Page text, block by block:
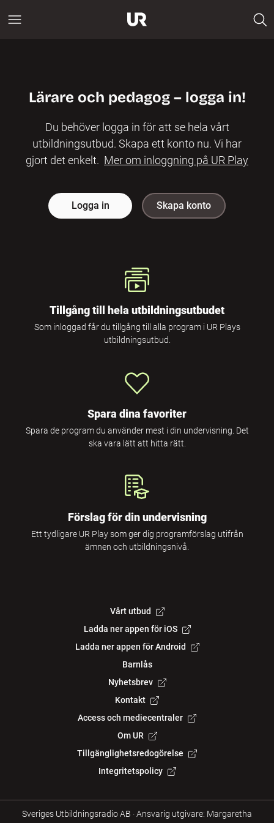
Lärare och pedagog – logga in!
Du behöver logga in för att se hela vårt
utbildningsutbud. Skapa ett konto nu. Vi har
gjort det enkelt. Mer om inloggning på UR Play
Logga in Skapa konto
Tillgång till hela utbildningsutbudet
Som inloggad får du tillgång till alla program i UR Plays
utbildningsutbud.
Spara dina favoriter
Spara de program du använder mest i din undervisning. Det
ska vara lätt att hitta rätt.
Förslag för din undervisning
Ett tydligare UR Play som ger dig programförslag utifrån
ämnen och utbildningsnivå.
Vårt utbud
Ladda ner appen för iOS
Ladda ner appen för Android
Barnlås
Nyhetsbrev
Kontakt
Access och mediecentraler
Om UR
Tillgänglighetsredogörelse
Integritetspolicy
Sveriges Utbildningsradio AB ·Ansvarig utgivare: Margaretha